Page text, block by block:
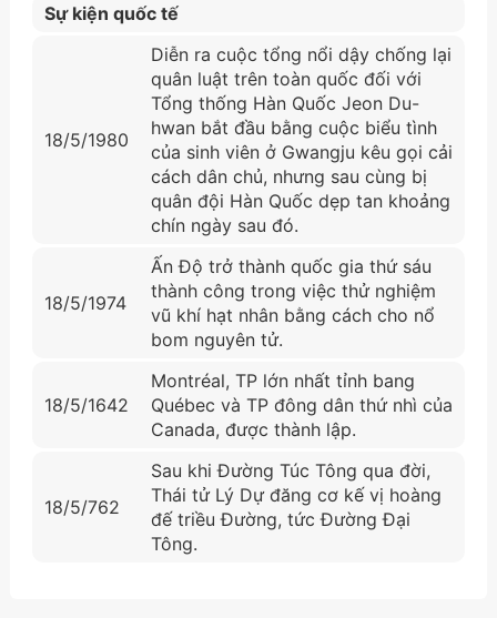
Sự kiện quốc tế
18/5/1980
Diễn ra cuộc tổng nổi dậy chống lại
quân luật trên toàn quốc đối với
Tổng thống Hàn Quốc Jeon Du-
hwan bắt đầu bằng cuộc biểu tình
của sinh viên ở Gwangju kêu gọi cải
cách dân chủ, nhưng sau cùng bị
quân đội Hàn Quốc dẹp tan khoảng
chín ngày sau đó.
18/5/1974
Ấn Độ trở thành quốc gia thứ sáu
thành công trong việc thử nghiệm
vũ khí hạt nhân bằng cách cho nổ
bom nguyên tử.
18/5/1642
Montréal, TP lớn nhất tỉnh bang
Québec và TP đông dân thứ nhì của
Canada, được thành lập.
18/5/762
Sau khi Đường Túc Tông qua đời,
Thái tử Lý Dự đăng cơ kế vị hoàng
đế triều Đường, tức Đường Đại
Tông.